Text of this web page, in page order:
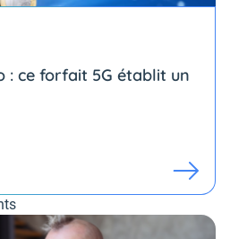
: ce forfait 5G établit un